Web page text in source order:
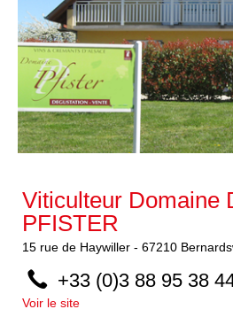
Viticulteur Domaine
PFISTER
15 rue de Haywiller - 67210
+33 (0)3 88 95 38
Voir le site